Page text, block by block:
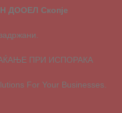
ДООЕЛ Скопје
ПРИ ИСПОРАКА
For Your Businesses.